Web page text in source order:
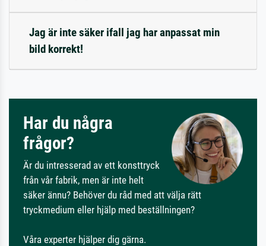
Jag är inte säker ifall jag har anpassat min
bild korrekt!
Har du några
frågor?
Är du intresserad av ett konsttryck
från vår fabrik, men är inte helt
säker ännu? Behöver du råd med att välja rätt
tryckmedium eller hjälp med beställningen?
Våra experter hjälper dig gärna.